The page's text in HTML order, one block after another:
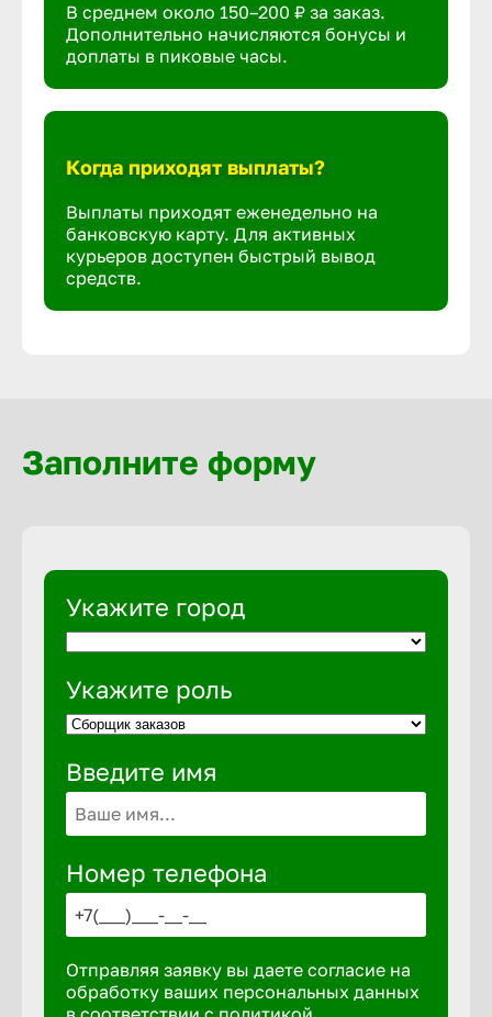
В среднем около 150–200 ₽ за заказ.
Дополнительно начисляются бонусы и
доплаты в пиковые часы.
Когда приходят выплаты?
Выплаты приходят еженедельно на
банковскую карту. Для активных
курьеров доступен быстрый вывод
средств.
Заполните форму
Укажите город
Укажите роль
Введите имя
Номер телефона
Отправляя заявку вы даете согласие на
обработку ваших персональных данных